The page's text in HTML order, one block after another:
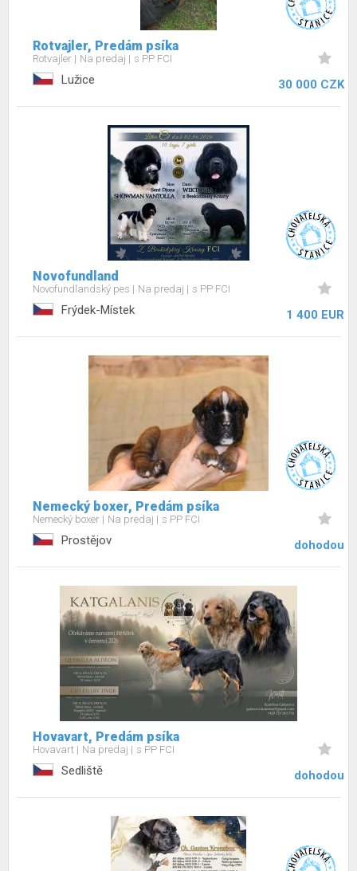
Rotvajler, Predám psíka
Rotvajler Na predaj s PP FCI
Lužice 30 000 CZK
Novofundland
Novofundlandský pes Na predaj s PP FCI
Frýdek-Místek 1 400 EUR
Nemecký boxer, Predám psíka
Nemecký boxer Na predaj s PP FCI
Prostějov dohodou
Hovavart, Predám psíka
Hovavart Na predaj s PP FCI
Sedliště dohodou